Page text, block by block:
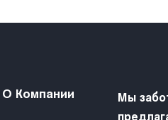
О Компании
Мы